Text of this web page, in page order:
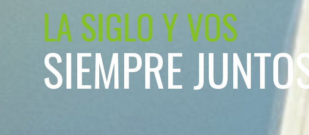
LA SIGLO Y VOS
SIEMPRE